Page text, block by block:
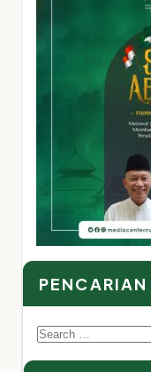
PENCARIAN
Search
for: